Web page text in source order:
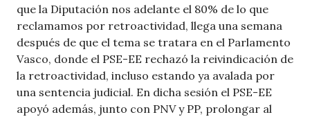
que la Diputación nos adelante el 80% de lo que
reclamamos por retroactividad, llega una semana
después de que el tema se tratara en el Parlamento
Vasco, donde el PSE-EE rechazó la reivindicación de
la retroactividad, incluso estando ya avalada por
una sentencia judicial. En dicha sesión el PSE-EE
apoyó además, junto con PNV y PP, prolongar al